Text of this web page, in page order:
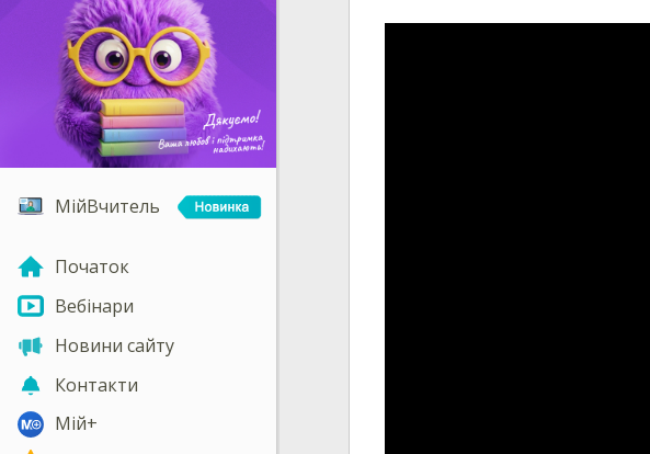
МійВчитель
Початок
Вебінари
Новини сайту
Контакти
Мій+